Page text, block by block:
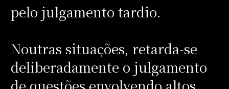
pelo julgamento tardio.
Noutras situações, retarda-se
deliberadamente o julgamento
de questões envolvendo altos